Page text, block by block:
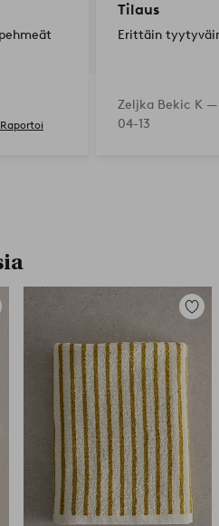
Raportoi
Tilaus
Erittäin
Zeljka Bekic K
04-13
Lisää